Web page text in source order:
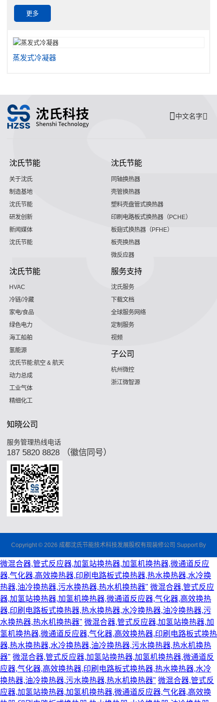
更多
蒸发式冷凝器
中文名字
沈氏节能
关于沈氏
制造基地
沈氏节能
研发创新
新闻媒体
沈氏节能
沈氏节能
同轴换热器
壳管换热器
塑料壳盘管式换热器
印刷电路板式换热器（PCHE）
板翅式换热器（PFHE）
板壳换热器
微反应器
沈氏节能
HVAC
冷链/冷藏
家电/食品
绿色电力
海工船舶
氢能源
沈氏节能:航空 & 航天
动力总成
工业气体
精细化工
服务支持
沈氏服务
下载文档
全球服务网络
定制服务
视频
子公司
杭州微控
浙江微智源
知晓公司
服务管理热线电话
187 5820 8828 （徽信同号）
Copyright © 2026 成都沈氏节能技术科技发展股权有现装修公司 Support By
微混合器,管式反应器,加氢站换热器,加氢机换热器,微通道反应
器,气化器,高效换热器,印刷电路板式换热器,热水换热器,水冷换
热器,油冷换热器,污水换热器,热水机换热器" 微混合器,管式反应
器,加氢站换热器,加氢机换热器,微通道反应器,气化器,高效换热
器,印刷电路板式换热器,热水换热器,水冷换热器,油冷换热器,污
水换热器,热水机换热器" 微混合器,管式反应器,加氢站换热器,加
氢机换热器,微通道反应器,气化器,高效换热器,印刷电路板式换热
器,热水换热器,水冷换热器,油冷换热器,污水换热器,热水机换热
器" 微混合器,管式反应器,加氢站换热器,加氢机换热器,微通道反
应器,气化器,高效换热器,印刷电路板式换热器,热水换热器,水冷
换热器,油冷换热器,污水换热器,热水机换热器" 微混合器,管式反
应器,加氢站换热器,加氢机换热器,微通道反应器,气化器,高效换